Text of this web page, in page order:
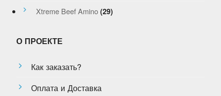
Xtreme Beef Amino (29)
О ПРОЕКТЕ
Как заказать?
Оплата и Доставка